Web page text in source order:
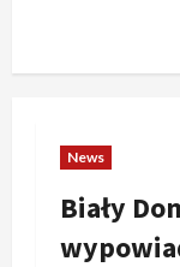
News
Biały